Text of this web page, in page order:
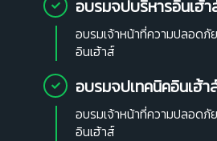
อบรมจปบริหารอินเฮ้า
อบรมเจ้าหน้าที่ความปลอดภั
อินเฮ้าส์
อบรมจปเทคนิคอินเฮ้า
อบรมเจ้าหน้าที่ความปลอดภั
อินเฮ้าส์